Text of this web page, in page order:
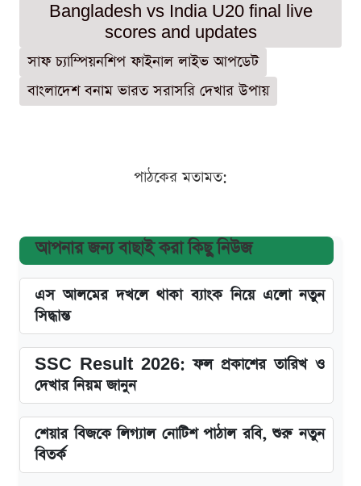
Bangladesh vs India U20 final live
scores and updates
সাফ চ্যাম্পিয়নশিপ ফাইনাল লাইভ আপডেট
বাংলাদেশ বনাম ভারত সরাসরি দেখার উপায়
পাঠকের মতামত:
আপনার জন্য বাছাই করা কিছু নিউজ
এস আলমের দখলে থাকা ব্যাংক নিয়ে এলো নতুন
সিদ্ধান্ত
SSC Result 2026: ফল প্রকাশের তারিখ ও
দেখার নিয়ম জানুন
শেয়ার বিজকে লিগ্যাল নোটিশ পাঠাল রবি, শুরু নতুন
বিতর্ক